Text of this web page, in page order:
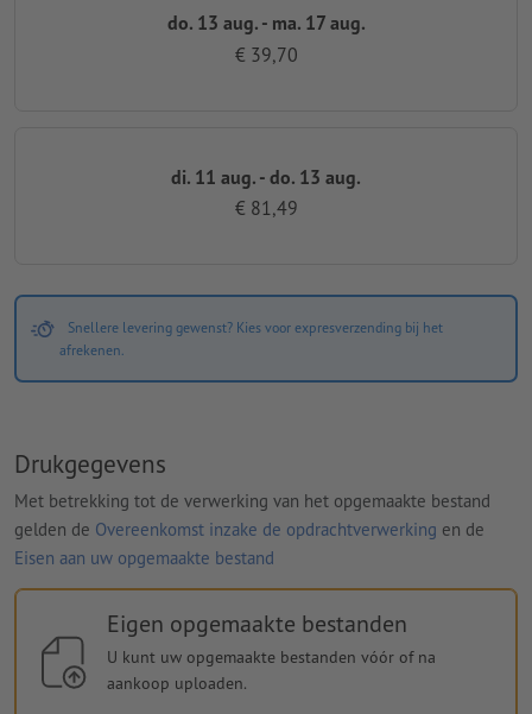
do. 13 aug. - ma. 17 aug.
€ 39,70
di. 11 aug. - do. 13 aug.
€ 81,49
Snellere levering gewenst? Kies voor expresverzending bij het
afrekenen.
Drukgegevens
Met betrekking tot de verwerking van het opgemaakte bestand
gelden de Overeenkomst inzake de opdrachtverwerking en de
Eisen aan uw opgemaakte bestand
Eigen opgemaakte bestanden
U kunt uw opgemaakte bestanden vóór of na
aankoop uploaden.